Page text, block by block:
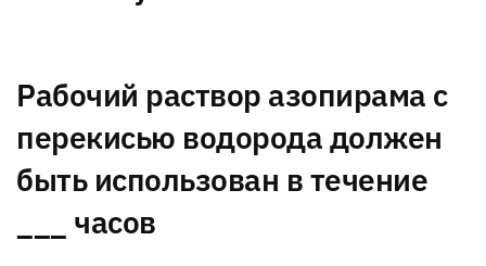
Рабочий раствор азопирама с
перекисью водорода должен
быть использован в течение
___ часов